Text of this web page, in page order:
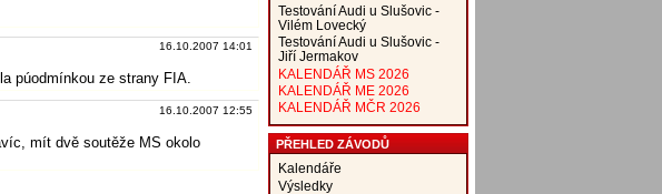
16.10.2007 14:01
púodmínkou ze strany FIA.
16.10.2007 12:55
mít dvě soutěže MS okolo
Testování Audi u Slušovic -
Vilém Lovecký
Testování Audi u Slušovic -
Jiří Jermakov
KALENDÁŘ MS 2026
KALENDÁŘ ME 2026
KALENDÁŘ MČR 2026
PŘEHLED ZÁVODŮ
Kalendáře
Výsledky